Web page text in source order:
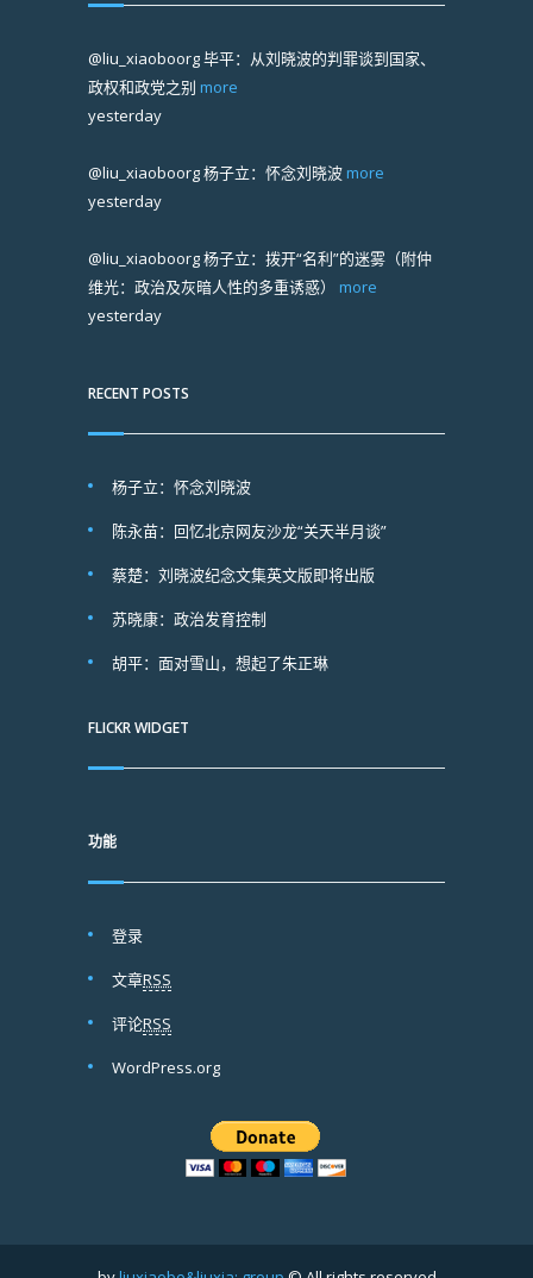
@liu_xiaoboorg毕平：从刘晓波的判罪谈到国家、
政权和政党之别 more
yesterday
@liu_xiaoboorg杨子立：怀念刘晓波 more
yesterday
@liu_xiaoboorg杨子立：拨开“名利”的迷雾（附仲
维光：政治及灰暗人性的多重诱惑） more
yesterday
RECENT POSTS
杨子立：怀念刘晓波
陈永苗：回忆北京网友沙龙“关天半月谈”
蔡楚：刘晓波纪念文集英文版即将出版
苏晓康：政治发育控制
胡平：面对雪山，想起了朱正琳
FLICKR WIDGET
功能
登录
文章RSS
评论RSS
WordPress.org